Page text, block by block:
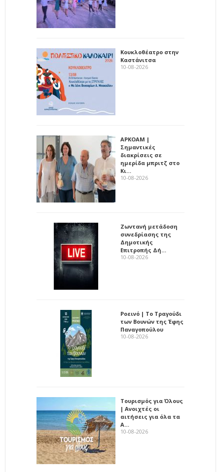
Κουκλοθέατρο στην
Καστάνιτσα
10-08-2026
ΑΡΚΟΑΜ |
Σημαντικές
διακρίσεις σε
ημερίδα μπριτζ στο
Κι…
10-08-2026
Ζωντανή μετάδοση
συνεδρίασης της
Δημοτικής
Επιτροπής Δή…
10-08-2026
Ροεινό | Το Τραγούδι
των Βουνών της Έφης
Παναγοπούλου
10-08-2026
Τουρισμός για Όλους
| Ανοιχτές οι
αιτήσεις για όλα τα
Α…
10-08-2026